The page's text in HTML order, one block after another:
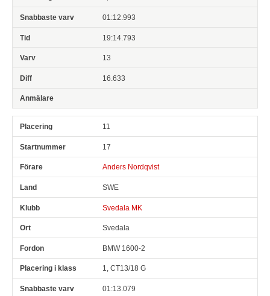
01:12.993
19:14.793
13
16.633
11
17
Anders Nordqvist
SWE
Svedala MK
Svedala
BMW 1600-2
1, CT13/18 G
01:13.079